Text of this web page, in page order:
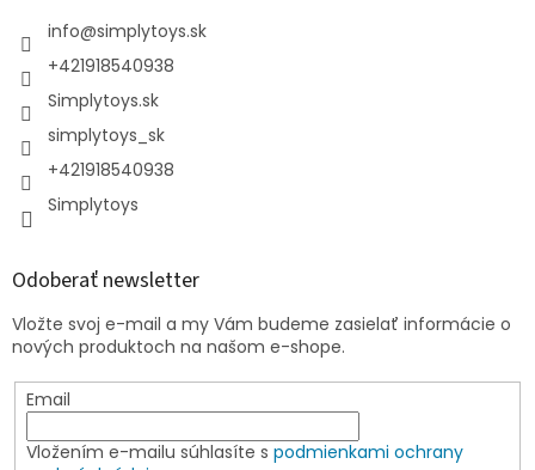
info@simplytoys.sk
+421918540938
Simplytoys.sk
simplytoys_sk
+421918540938
Simplytoys
Odoberať newsletter
Vložte svoj e-mail a my Vám budeme zasielať informácie o
nových produktoch na našom e-shope.
Email
Vložením e-mailu súhlasíte s podmienkami ochrany